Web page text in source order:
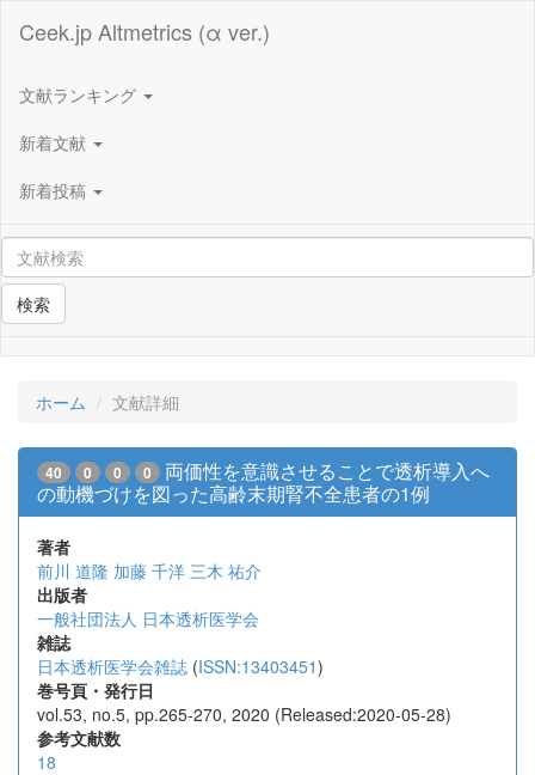
Ceek.jp Altmetrics (α ver.)
文献ランキング
新着文献
新着投稿
検索
ホーム 文献詳細
40 0 0 0
両価性を意識させることで透析導入へ
の動機づけを図った高齢末期腎不全患者の1例
著者
前川 道隆 加藤 千洋 三木 祐介
出版者
一般社団法人 日本透析医学会
雑誌
日本透析医学会雑誌 (ISSN:13403451)
巻号頁・発行日
vol.53, no.5, pp.265-270, 2020 (Released:2020-05-28)
参考文献数
18